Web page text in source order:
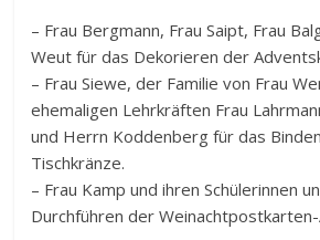
– Frau Bergmann, Frau Saipt, Frau
Weut für das Dekorieren der
– Frau Siewe, der Familie von Frau
ehemaligen Lehrkräften Frau
und Herrn Koddenberg für das
Tischkränze.
– Frau Kamp und ihren Schülerinnen
Durchführen der